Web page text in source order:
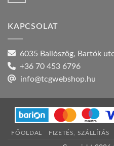
rendelések
KAPCSOLAT
6035 Ballószög, Bartók
+36 70 453 6796
info@tcgwebshop.hu
FŐOLDAL FIZETÉS, SZÁLLÍTÁS